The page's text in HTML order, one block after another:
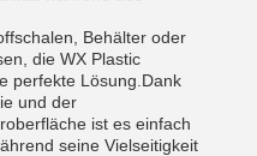
Behälter oder
die WX Plastic
perfekte Lösung.Dank
und der
ist es einfach
seine Vielseitigkeit